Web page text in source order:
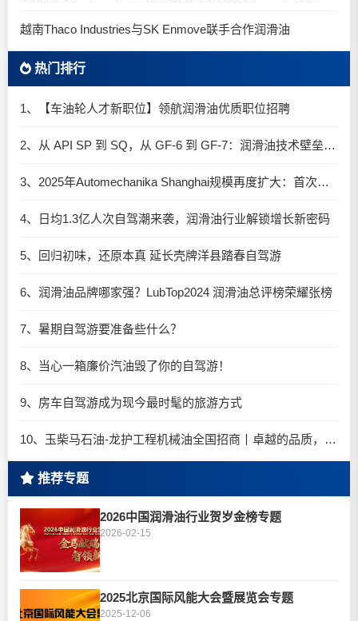
越南Thaco Industries与SK Enmove联手合作润滑油
热门排行
1、【车油轮人才新职位】领航润滑油优质职位招聘
2、从 API SP 到 SQ，从 GF-6 到 GF-7：润滑油技术壁垒再升高，你准备好了吗？
3、2025年Automechanika Shanghai规模再度扩大：首次启用国家会展中心（上海）全部15个展馆
4、日均1.3亿人次自驾潮来袭，润滑油行业解锁增长新密码​
5、回归初味，还原本真 延长壳牌洋县踏春自驾游
6、润滑油品牌哪家强？LubTop2024 润滑油总评榜荣耀张榜
7、暑期自驾游要准备些什么？
8、当心一箱廉价汽油毁了你的自驾游！
9、房车自驾游成为现今最时髦的旅游方式
10、玉柴马石油-龙护工程机械油全国招商丨卓越的品质，专业的品牌！
推荐专题
2026中国润滑油行业贺岁金榜专题
2026-02-15
2025北京国际风能大会暨展览会专题
2025-12-06